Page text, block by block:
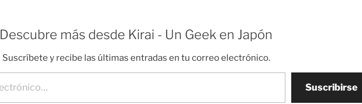
Descubre más desde Kirai - Un Geek en Japón
Suscríbete y recibe las últimas entradas en tu correo electrónico.
Suscribirse